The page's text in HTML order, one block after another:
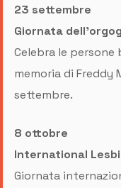
23 settembre
Giornata
Celebra le
memoria di Freddy
settembre.
8 ottobre
International
Giornata